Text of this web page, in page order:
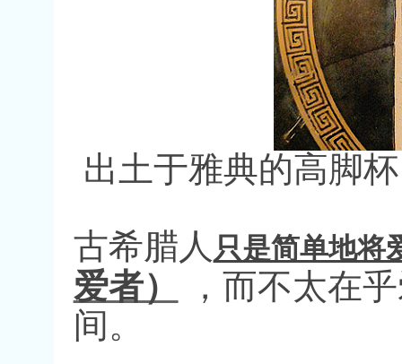
出土于雅典的高脚
古希腊人 只是简单地将
爱者）
，而不太在
间。